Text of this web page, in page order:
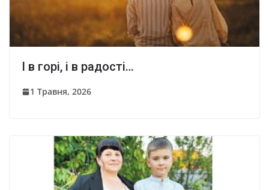
І в горі, і в радості…
1 Травня, 2026